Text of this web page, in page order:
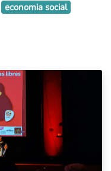
economia social